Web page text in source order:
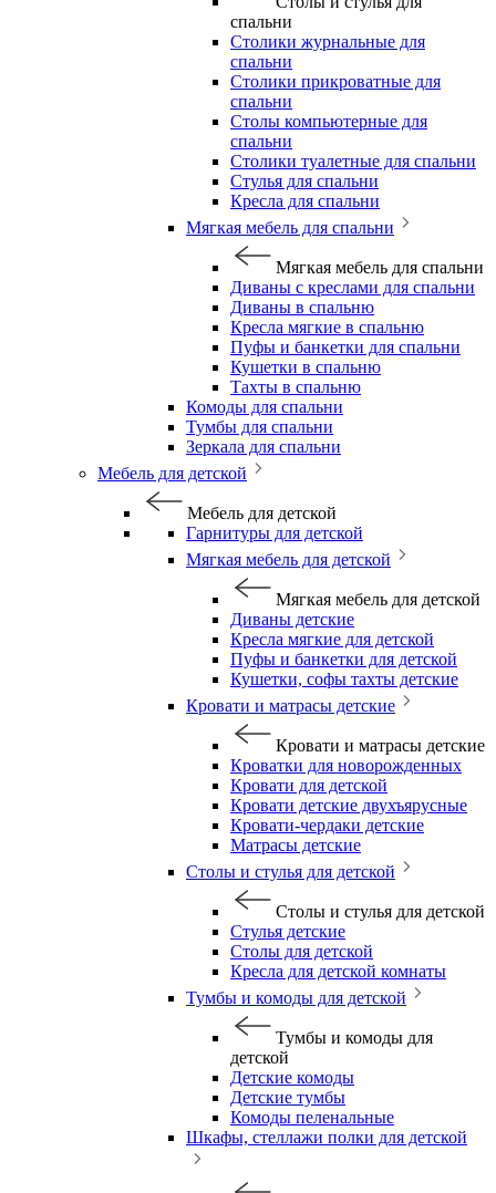
спальни
Столики журнальные для
спальни
Столики прикроватные для
спальни
Столы компьютерные для
спальни
Столики туалетные для спальни
Стулья для спальни
Кресла для спальни
Мягкая мебель для спальни
Мягкая мебель для спальни
Диваны с креслами для спальни
Диваны в спальню
Кресла мягкие в спальню
Пуфы и банкетки для спальни
Кушетки в спальню
Тахты в спальню
Комоды для спальни
Тумбы для спальни
Зеркала для спальни
Мебель для детской
Мебель для детской
Гарнитуры для детской
Мягкая мебель для детской
Мягкая мебель для детской
Диваны детские
Кресла мягкие для детской
Пуфы и банкетки для детской
Кушетки, софы тахты детские
Кровати и матрасы детские
Кровати и матрасы детские
Кроватки для новорожденных
Кровати для детской
Кровати детские двухъярусные
Кровати-чердаки детские
Матрасы детские
Столы и стулья для детской
Столы и стулья для детской
Стулья детские
Столы для детской
Кресла для детской комнаты
Тумбы и комоды для детской
Тумбы и комоды для
детской
Детские комоды
Детские тумбы
Комоды пеленальные
Шкафы, стеллажи полки для детской